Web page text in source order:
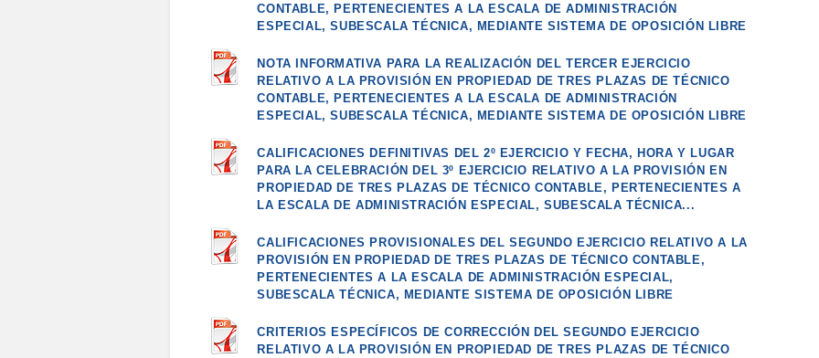
CONTABLE, PERTENECIENTES A LA ESCALA DE ADMINISTRACIÓN
ESPECIAL, SUBESCALA TÉCNICA, MEDIANTE SISTEMA DE OPOSICIÓN LIBRE
NOTA INFORMATIVA PARA LA REALIZACIÓN DEL TERCER EJERCICIO
RELATIVO A LA PROVISIÓN EN PROPIEDAD DE TRES PLAZAS DE TÉCNICO
CONTABLE, PERTENECIENTES A LA ESCALA DE ADMINISTRACIÓN
ESPECIAL, SUBESCALA TÉCNICA, MEDIANTE SISTEMA DE OPOSICIÓN LIBRE
CALIFICACIONES DEFINITIVAS DEL 2º EJERCICIO Y FECHA, HORA Y LUGAR
PARA LA CELEBRACIÓN DEL 3º EJERCICIO RELATIVO A LA PROVISIÓN EN
PROPIEDAD DE TRES PLAZAS DE TÉCNICO CONTABLE, PERTENECIENTES A
LA ESCALA DE ADMINISTRACIÓN ESPECIAL, SUBESCALA TÉCNICA...
CALIFICACIONES PROVISIONALES DEL SEGUNDO EJERCICIO RELATIVO A LA
PROVISIÓN EN PROPIEDAD DE TRES PLAZAS DE TÉCNICO CONTABLE,
PERTENECIENTES A LA ESCALA DE ADMINISTRACIÓN ESPECIAL,
SUBESCALA TÉCNICA, MEDIANTE SISTEMA DE OPOSICIÓN LIBRE
CRITERIOS ESPECÍFICOS DE CORRECCIÓN DEL SEGUNDO EJERCICIO
RELATIVO A LA PROVISIÓN EN PROPIEDAD DE TRES PLAZAS DE TÉCNICO